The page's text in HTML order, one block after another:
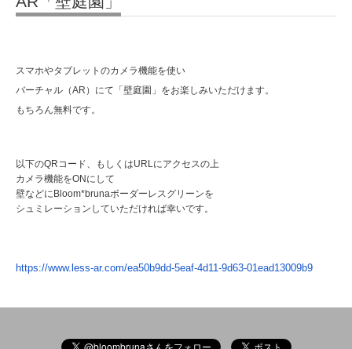
スマホやタブレットのカメラ機能を使い
バーチャル（AR）にて「壁庭園」をお楽しみいただけます。
もちろん無料です。
以下のQRコード、もしくはURLにアクセスの上
カメラ機能をONにして
壁などにBloom*brunaボーダーレスグリーンを
シュミレーションしていただければ幸いです。
https://www.less-ar.com/ea50b9dd-5eaf-4d11-9d63-01ead13009b9